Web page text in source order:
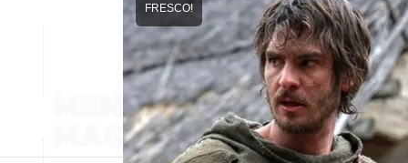
FRESCO!